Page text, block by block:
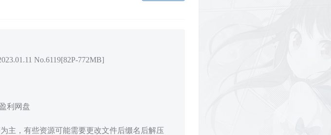
No.6119[82P-772MB]
利网盘
主，有些资源可能需要更改文件后缀名后解压